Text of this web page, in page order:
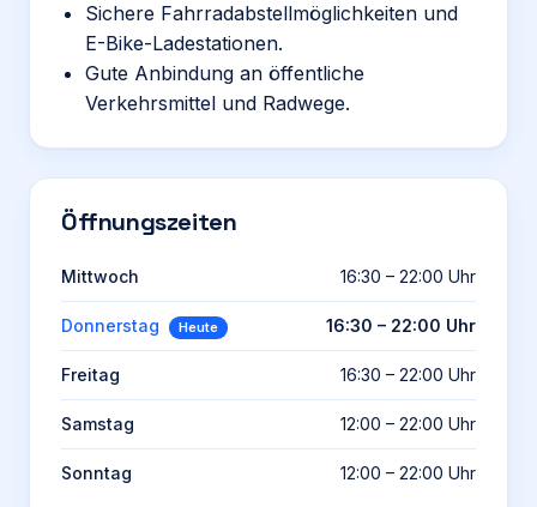
Sichere Fahrradabstellmöglichkeiten und
E-Bike-Ladestationen.
Gute Anbindung an öffentliche
Verkehrsmittel und Radwege.
Öffnungszeiten
Mittwoch 16:30 – 22:00 Uhr
Donnerstag Heute 16:30 – 22:00 Uhr
Freitag 16:30 – 22:00 Uhr
Samstag 12:00 – 22:00 Uhr
Sonntag 12:00 – 22:00 Uhr